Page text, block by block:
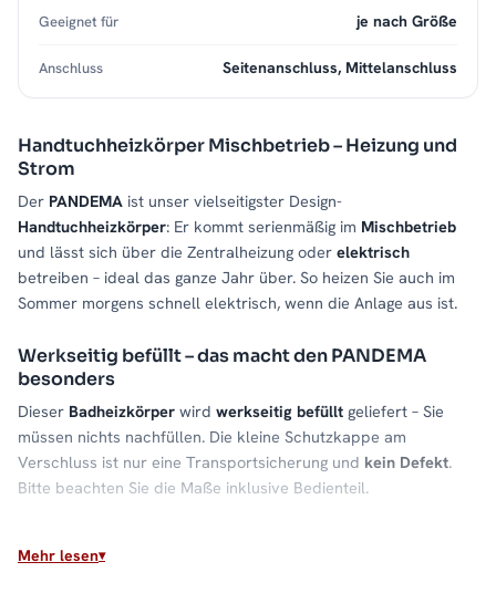
Handtuchheizkörper Mischbetrieb – Heizung und
Strom
Der PANDEMA ist unser vielseitigster Design-
Handtuchheizkörper: Er kommt serienmäßig im Mischbetrieb
und lässt sich über die Zentralheizung oder elektrisch
betreiben – ideal das ganze Jahr über. So heizen Sie auch im
Sommer morgens schnell elektrisch, wenn die Anlage aus ist.
Werkseitig befüllt – das macht den PANDEMA
besonders
Dieser Badheizkörper wird werkseitig befüllt geliefert – Sie
müssen nichts nachfüllen. Die kleine Schutzkappe am
Verschluss ist nur eine Transportsicherung und kein Defekt.
Bitte beachten Sie die Maße inklusive Bedienteil.
Geeignet für je nach Größe
Anschluss Seitenanschluss, Mittelanschluss
Mehr lesen